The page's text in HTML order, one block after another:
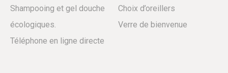
Shampooing et gel douche
écologiques.
Téléphone en ligne directe
Choix d’oreillers
Verre de bienvenue